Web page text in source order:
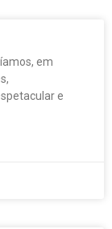
em
e